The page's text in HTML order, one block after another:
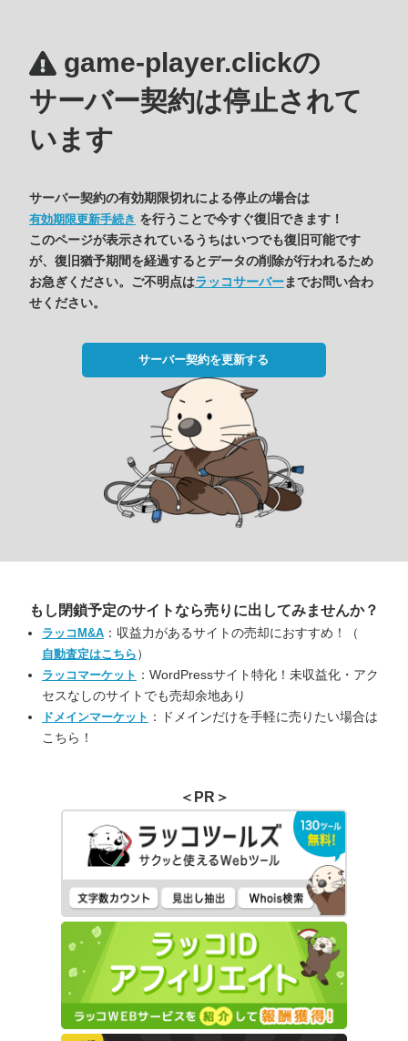
game-player.clickの
サーバー契約は停止されて
います
サーバー契約の有効期限切れによる停止の場合は
有効期限更新手続き を行うことで今すぐ復旧できます！
このページが表示されているうちはいつでも復旧可能です
が、復旧猶予期間を経過するとデータの削除が行われるため
お急ぎください。ご不明点はラッコサーバーまでお問い合わ
せください。
サーバー契約を更新する
もし閉鎖予定のサイトなら売りに出してみませんか？
ラッコM&A ：収益力があるサイトの売却におすすめ！（
自動査定はこちら ）
ラッコマーケット ：WordPressサイト特化！未収益化・アク
セスなしのサイトでも売却余地あり
ドメインマーケット ：ドメインだけを手軽に売りたい場合は
こちら！
＜PR＞